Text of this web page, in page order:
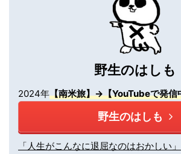
野生のはしも
2024年【南米旅】→【YouTubeで発信
野生のはしも
「人生がこんなに退屈なのはおかしい」